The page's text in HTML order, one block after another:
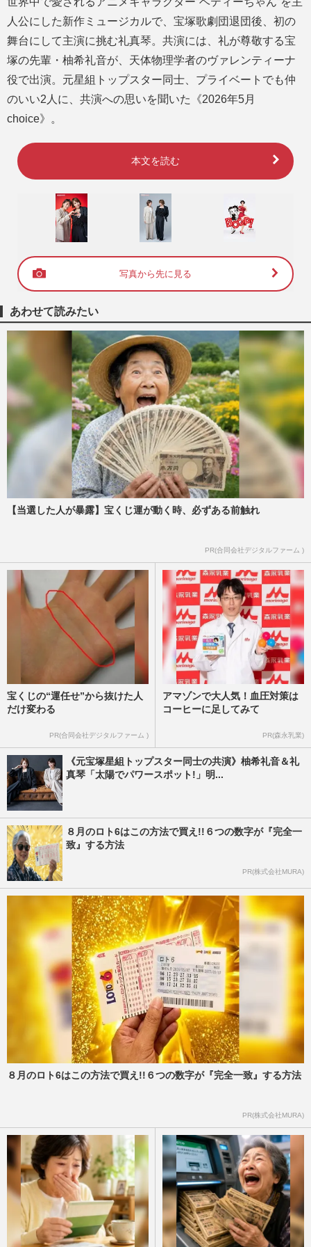
人公にした新作ミュージカルで、宝塚歌劇団退団後、初の
舞台にして主演に挑む礼真琴。共演には、礼が尊敬する宝
塚の先輩・柚希礼音が、天体物理学者のヴァレンティーナ
役で出演。元星組トップスター同士、プライベートでも仲
のいい2人に、共演への思いを聞いた《2026年5月
choice》。
本文を読む
写真から先に見る
あわせて読みたい
【当選した人が暴露】宝くじ運が動く時、必ずある前触れ
PR(合同会社デジタルファーム )
宝くじの“運任せ”から抜けた人
だけ変わる
PR(合同会社デジタルファーム )
アマゾンで大人気！血圧対策は
コーヒーに足してみて
PR(森永乳業)
《元宝塚星組トップスター同士の共演》柚希礼音＆礼
真琴「太陽でパワースポット!」明...
８月のロト6はこの方法で買え!!６つの数字が『完全一
致』する方法
PR(株式会社MURA)
８月のロト6はこの方法で買え!!６つの数字が『完全一致』する方法
PR(株式会社MURA)